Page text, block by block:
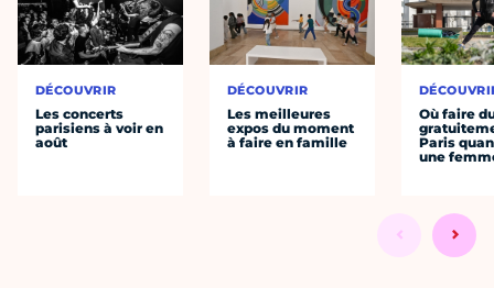
DÉCOUVRIR
Les concerts
parisiens à voir en
août
DÉCOUVRIR
Les meilleures
expos du moment
à faire en famille
Où faire
Paris
une